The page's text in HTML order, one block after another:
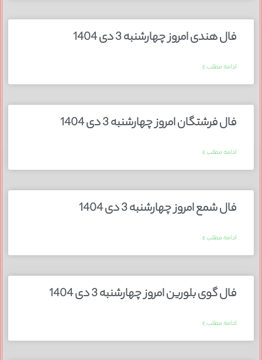
فال هندی امروز چهارشنبه 3 دی 1404
ادامه مطلب »
فال فرشتگان امروز چهارشنبه 3 دی 1404
ادامه مطلب »
فال شمع امروز چهارشنبه 3 دی 1404
ادامه مطلب »
فال گوی بلورین امروز چهارشنبه 3 دی 1404
ادامه مطلب »